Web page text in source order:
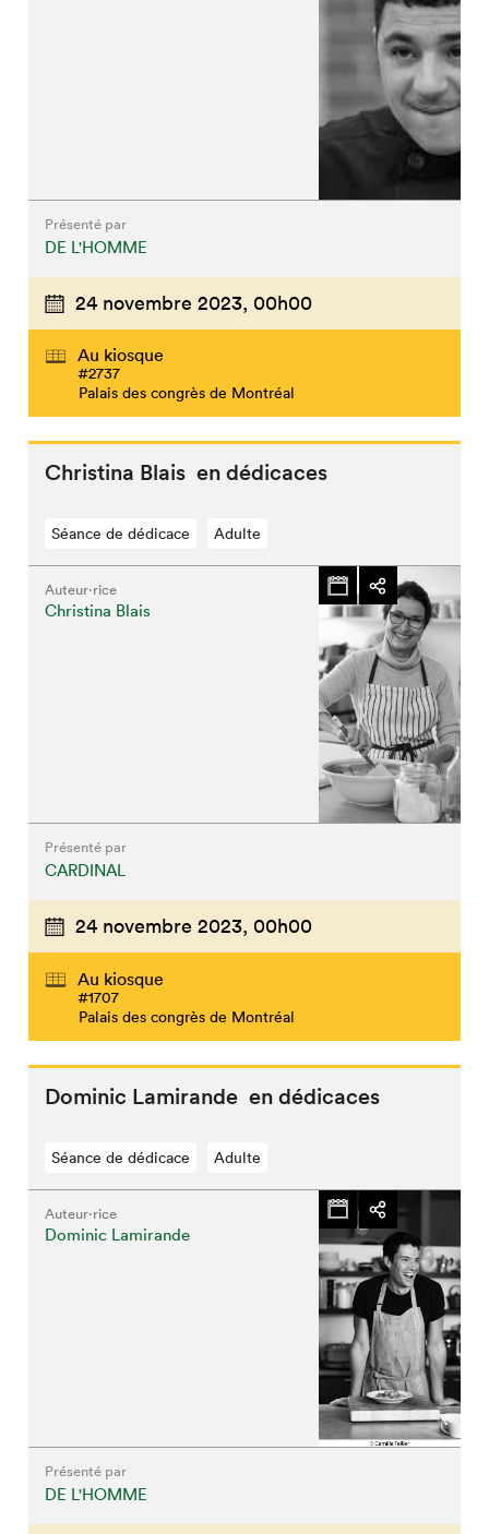
Présenté par
DE L'HOMME
24 novembre 2023, 00h00
Au kiosque
#2737
Palais des congrès de Montréal
Christina Blais en dédicaces
Séance de dédicace Adulte
Auteur·rice
Christina Blais
Présenté par
CARDINAL
24 novembre 2023, 00h00
Au kiosque
#1707
Palais des congrès de Montréal
Dominic Lamirande en dédicaces
Séance de dédicace Adulte
Auteur·rice
Dominic Lamirande
Présenté par
DE L'HOMME